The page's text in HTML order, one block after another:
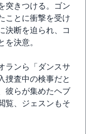
突きつける。ゴン
ことに衝撃を受け
決断を迫られ、コ
を決意。
ランら「ダンスサ
捜査中の検事だと
彼らが集めたヘブ
覧、ジェスンもそ